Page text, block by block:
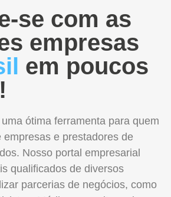
se com as
empresas
em poucos
ótima ferramenta para quem
empresas e prestadores de
Nosso portal empresarial
qualificados de diversos
parcerias de negócios, como